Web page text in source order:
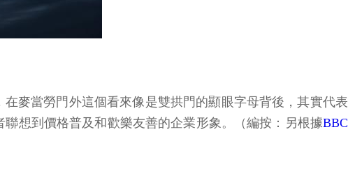
麥當勞門外這個看來像是雙拱門的顯眼字母背後，其實代表
想到價格普及和歡樂友善的企業形象。（編按：另根據BBC